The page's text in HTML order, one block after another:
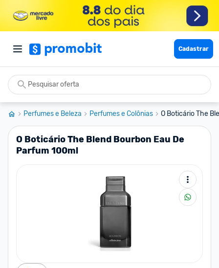
Cadastrar
Perfumes e Beleza Perfumes e Colônias O Boticário The
O Boticário The Blend Bourbon Eau De
Parfum 100ml